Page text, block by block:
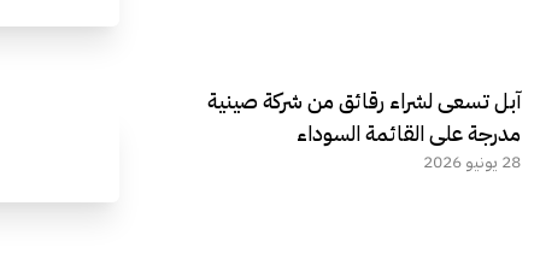
آبل تسعى لشراء رقائق من شركة صينية
مدرجة على القائمة السوداء
28 يونيو 2026